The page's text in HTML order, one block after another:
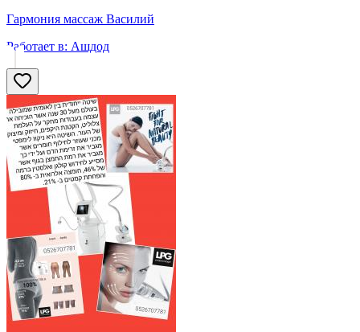
Гармония массаж Василий
Работает в: Ашдод